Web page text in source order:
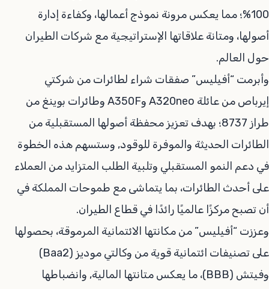
100%؛ مما يعكس مرونة نموذج أعمالها، وكفاءة إدارة
أصولها، ومتانة علاقاتها الإستراتيجية مع شركات الطيران
حول العالم.
وأبرمت “أفيليس” صفقات شراء لطائرات من شركتي
إيرباص من عائلة A320neo وA350F وطائرات بوينغ من
طراز 8737؛ بهدف تعزيز محفظة أصولها المستقبلية من
الطائرات الحديثة والموفرة للوقود, وستسهم هذه الخطوة
في دعم النمو المستقبلي وتلبية الطلب المتزايد من العملاء
على أحدث الطائرات، بما يتماشى مع طموحات المملكة في
أن تصبح مركزًا عالميًا رائدًا في قطاع الطيران.
وعززت “أفيليس” من مكانتها الائتمانية المرموقة، بحصولها
على تصنيفات ائتمانية قوية من وكالتي موديز (Baa2)
وفيتش (BBB)، ما يعكس متانتها المالية, وانضباطها